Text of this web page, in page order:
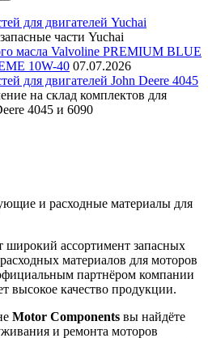
для двигателей Yuchai
части Yuchai
масла Valvoline PREMIUM BLUE
10W-40 07.07.2026
для двигателей John Deere 4045
на склад комплектов для
4045 и 6090
и расходные материалы для
широкий ассортимент запасных
материалов для моторов
партнёром компании
высокое качество продукции.
Motor Components вы найдёте
и ремонта моторов